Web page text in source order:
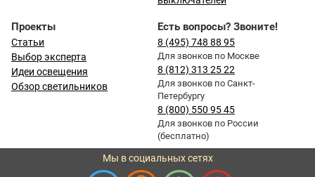
Проекты
Статьи
Выбор эксперта
Идеи освещения
Обзор светильников
Есть вопросы? Звоните!
8 (495) 748 88 95
Для звонков по Москве
8 (812) 313 25 22
Для звонков по Санкт-
Петербургу
8 (800) 550 95 45
Для звонков по России
(бесплатно)
Мы в социальных сетях